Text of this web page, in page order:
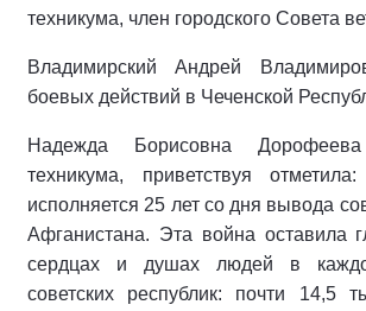
техникума, член городского Совета
Владимирский Андрей
боевых действий в Чеченской
Надежда Борисовна
техникума, приветствуя
исполняется 25 лет со дня вывода
Афганистана. Эта война оставила
сердцах и душах людей в
советских республик: почти 14,5